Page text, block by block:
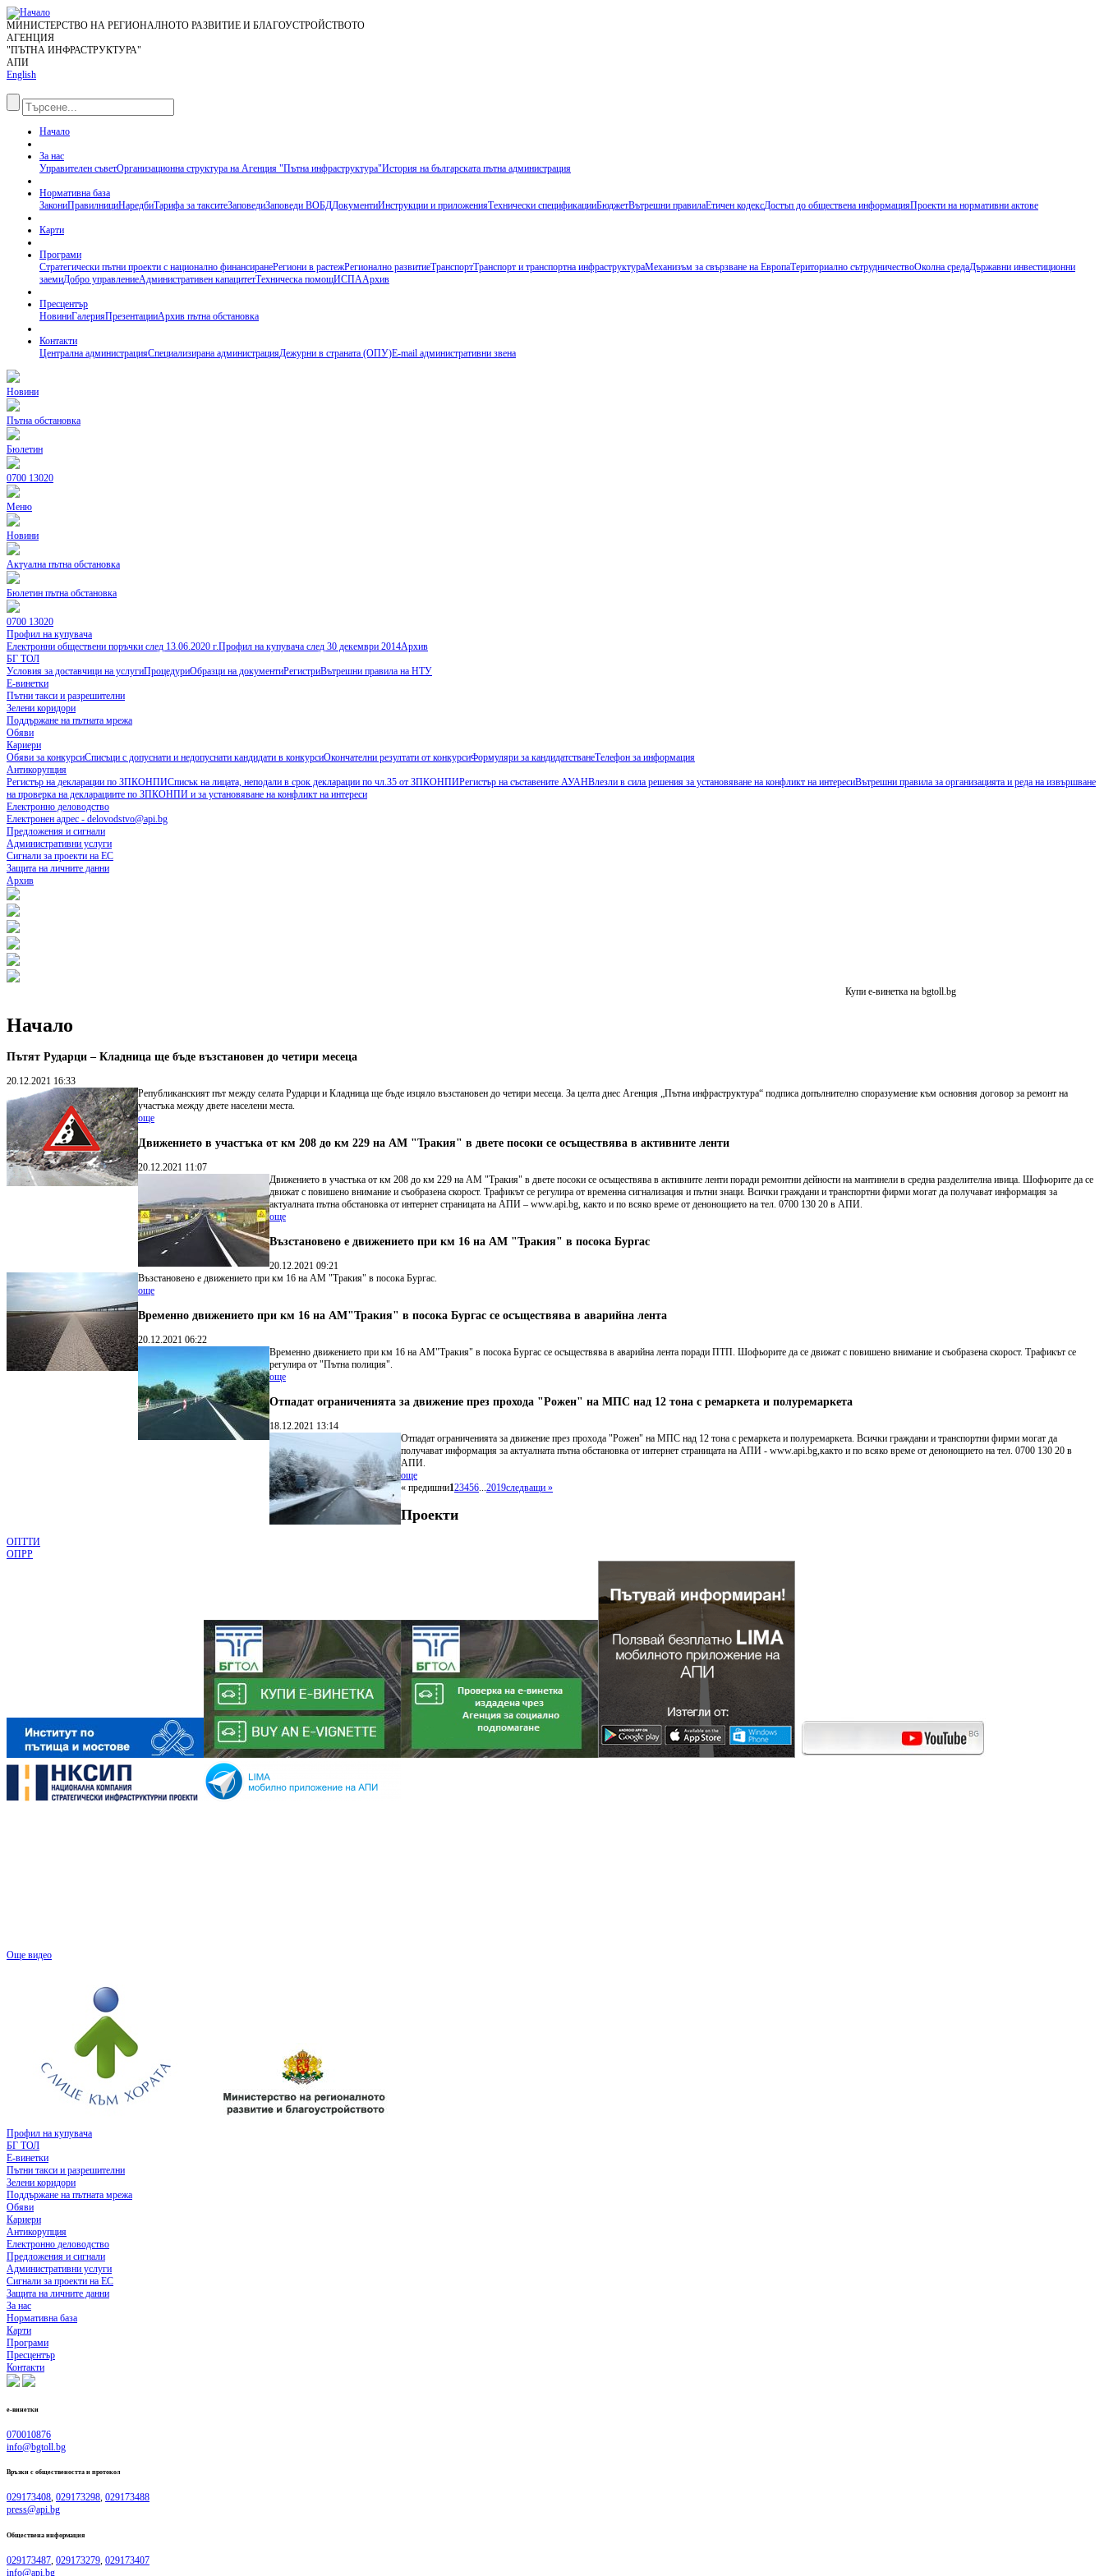
МИНИСТЕРСТВО НА РЕГИОНАЛНОТО РАЗВИТИЕ И БЛАГОУСТРОЙСТВОТО
АГЕНЦИЯ
"ПЪТНА ИНФРАСТРУКТУРА"
АПИ
English
Начало
За нас
Управителен съветОрганизационна структура на Агенция "Пътна инфраструктура"История на българската пътна администрация
Нормативна база
ЗакониПравилнициНаредбиТарифа за такситеЗаповедиЗаповеди ВОБДДокументиИнструкции и приложенияТехнически спецификацииБюджетВътрешни правилаЕтичен кодексДостъп до обществена информацияПроекти на нормативни актове
Карти
Програми
Стратегически пътни проекти с национално финансиранеРегиони в растежРегионално развитиеТранспортТранспорт и транспортна инфраструктураМеханизъм за свързване на ЕвропаТериториално сътрудничествоОколна средаДържавни инвестиционни
заемиДобро управлениеАдминистративен капацитетТехническа помощИСПААрхив
Пресцентър
НовиниГалерияПрезентацииАрхив пътна обстановка
Контакти
Централна администрацияСпециализирана администрацияДежурни в страната (ОПУ)E-mail административни звена
Новини
Пътна обстановка
Бюлетин
0700 13020
Меню
Новини
Актуална пътна обстановка
Бюлетин пътна обстановка
0700 13020
Профил на купувача
Електронни обществени поръчки след 13.06.2020 г.Профил на купувача след 30 декември 2014Архив
БГ ТОЛ
Условия за доставчици на услугиПроцедуриОбразци на документиРегистриВътрешни правила на НТУ
Е-винетки
Пътни такси и разрешителни
Зелени коридори
Поддържане на пътната мрежа
Обяви
Кариери
Обяви за конкурсиСписъци с допуснати и недопуснати кандидати в конкурсиОкончателни резултати от конкурсиФормуляри за кандидатстванеТелефон за информация
Антикорупция
Регистър на декларации по ЗПКОНПИСписък на лицата, неподали в срок декларации по чл.35 от ЗПКОНПИРегистър на съставените АУАНВлезли в сила решения за установяване на конфликт на интересиВътрешни правила за организацията и реда на извършване
на проверка на декларациите по ЗПКОНПИ и за установяване на конфликт на интереси
Електронно деловодство
Електронен адрес - delovodstvo@api.bg
Предложения и сигнали
Административни услуги
Сигнали за проекти на ЕС
Защита на личните данни
Архив
Купи е-винетка на bgtoll.bg
Начало
Пътят Рударци – Кладница ще бъде възстановен до четири месеца
20.12.2021 16:33
Републиканският път между селата Рударци и Кладница ще бъде изцяло възстановен до четири месеца. За целта днес Агенция „Пътна инфраструктура“ подписа допълнително споразумение към основния договор за ремонт на
участъка между двете населени места.
още
Движението в участъка от км 208 до км 229 на АМ "Тракия" в двете посоки се осъществява в активните ленти
20.12.2021 11:07
Движението в участъка от км 208 до км 229 на АМ "Тракия" в двете посоки се осъществява в активните ленти поради ремонтни дейности на мантинели в средна разделителна ивица. Шофьорите да се
движат с повишено внимание и съобразена скорост. Трафикът се регулира от временна сигнализация и пътни знаци. Всички граждани и транспортни фирми могат да получават информация за
актуалната пътна обстановка от интернет страницата на АПИ – www.api.bg, както и по всяко време от денонощието на тел. 0700 130 20 в АПИ.
още
Възстановено е движението при км 16 на АМ "Тракия" в посока Бургас
20.12.2021 09:21
Възстановено е движението при км 16 на АМ "Тракия" в посока Бургас.
още
Временно движението при км 16 на АМ"Тракия" в посока Бургас се осъществява в аварийна лента
20.12.2021 06:22
Временно движението при км 16 на АМ"Тракия" в посока Бургас се осъществява в аварийна лента поради ПТП. Шофьорите да се движат с повишено внимание и съобразена скорост. Трафикът се
регулира от "Пътна полиция".
още
Отпадат ограниченията за движение през прохода "Рожен" на МПС над 12 тона с ремаркета и полуремаркета
18.12.2021 13:14
Отпадат ограниченията за движение през прохода "Рожен" на МПС над 12 тона с ремаркета и полуремаркета. Всички граждани и транспортни фирми могат да
получават информация за актуалната пътна обстановка от интернет страницата на АПИ - www.api.bg,както и по всяко време от денонощието на тел. 0700 130 20 в
АПИ.
още
« предишни123456...2019следващи »
Проекти
ОПТТИ
ОПРР
Още видео
Профил на купувача
БГ ТОЛ
Е-винетки
Пътни такси и разрешителни
Зелени коридори
Поддържане на пътната мрежа
Обяви
Кариери
Антикорупция
Електронно деловодство
Предложения и сигнали
Административни услуги
Сигнали за проекти на ЕС
Защита на личните данни
За нас
Нормативна база
Карти
Програми
Пресцентър
Контакти
е-винетки
070010876
info@bgtoll.bg
Връзки с обществеността и протокол
029173408, 029173298, 029173488
press@api.bg
Обществена информация
029173487 029173279 029173407
info@api.bg